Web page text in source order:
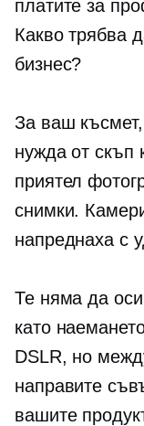
платите за
Какво трябва
бизнес?
За ваш
нужда от скъп
приятел
снимки.
напреднаха с
Те няма да
като
DSLR, но
направите
вашите